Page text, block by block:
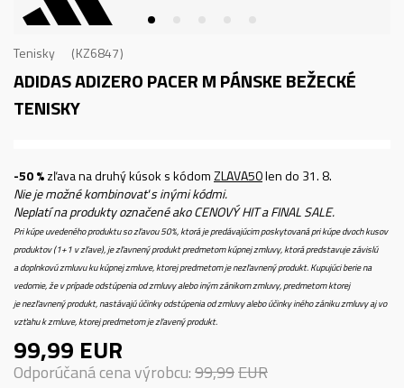
Tenisky KZ6847
ADIDAS ADIZERO PACER MPÁNSKE BEŽECKÉ
TENISKY
-50 %zľava na druhý kúsok s kódomZLAVA50len do 31. 8.
Nie je možné kombinovať s inými kódmi.
Neplatí na produkty označené ako CENOVÝ HIT a FINAL SALE.
Pri kúpe uvedeného produktu so zľavou 50%, ktorá je predávajúcim poskytovaná pri kúpe dvoch kusov
produktov (1+1 v zľave), je zľavnený produkt predmetom kúpnej zmluvy, ktorá predstavuje závislú
a doplnkovú zmluvu ku kúpnej zmluve, ktorej predmetom je nezľavnený produkt. Kupujúci berie na
vedomie, že v prípade odstúpenia od zmluvy alebo iným zánikom zmluvy, predmetom ktorej
je nezľavnený produkt, nastávajú účinky odstúpenia od zmluvy alebo účinky iného zániku zmluvy aj vo
vzťahu k zmluve, ktorej predmetom je zľavený produkt.
99,99 EUR
Odporúčaná cena výrobcu:99,99EUR